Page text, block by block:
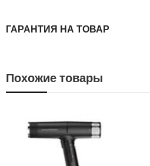
ГАРАНТИЯ НА ТОВАР
Похожие товары